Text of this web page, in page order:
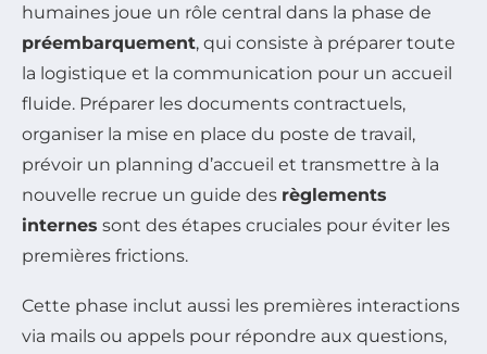
humaines joue un rôle central dans la phase de
préembarquement, qui consiste à préparer toute
la logistique et la communication pour un accueil
fluide. Préparer les documents contractuels,
organiser la mise en place du poste de travail,
prévoir un planning d’accueil et transmettre à la
nouvelle recrue un guide des règlements
internes sont des étapes cruciales pour éviter les
premières frictions.
Cette phase inclut aussi les premières interactions
via mails ou appels pour répondre aux questions,